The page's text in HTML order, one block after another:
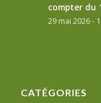
compter du
29 mai 2026 -
CATÉGORIES